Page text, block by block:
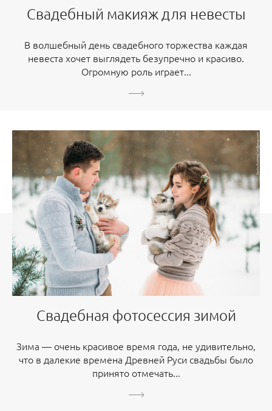
Свадебный макияж для невесты
В волшебный день свадебного торжества каждая
невеста хочет выглядеть безупречно и красиво.
Огромную роль играет...
Свадебная фотосессия зимой
Зима — очень красивое время года, не удивительно,
что в далекие времена Древней Руси свадьбы было
принято отмечать...